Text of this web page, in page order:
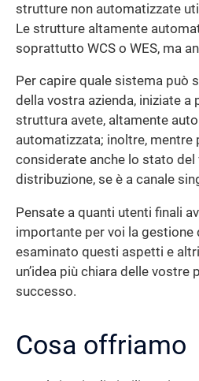
strutture non automatizzate
Le strutture altamente
soprattutto WCS o WES, ma
Per capire quale sistema può
della vostra azienda, iniziate a
struttura avete, altamente
automatizzata; inoltre, mentre
considerate anche lo stato
distribuzione, se è a canale
Pensate a quanti utenti finali
importante per voi la gestione
esaminato questi aspetti e
un’idea più chiara delle
successo.
Cosa offriamo